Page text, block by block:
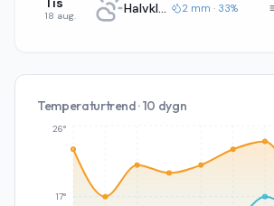
18 aug. Halvklart 2 mm · 33%
Temperaturtrend · 10 dygn
17°
26°